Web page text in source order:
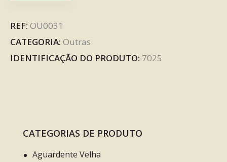
REF: OU0031
CATEGORIA: Outras
IDENTIFICAÇÃO DO PRODUTO: 7025
CATEGORIAS DE PRODUTO
Aguardente Velha